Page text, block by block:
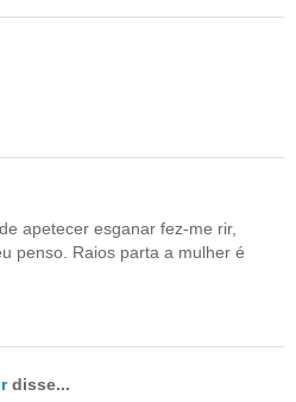
apetecer esganar fez-me rir,
penso. Raios parta a mulher é
disse...